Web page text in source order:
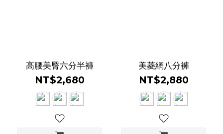
高腰美臀六分半褲
NT$2,680
美菱網八分褲
NT$2,880